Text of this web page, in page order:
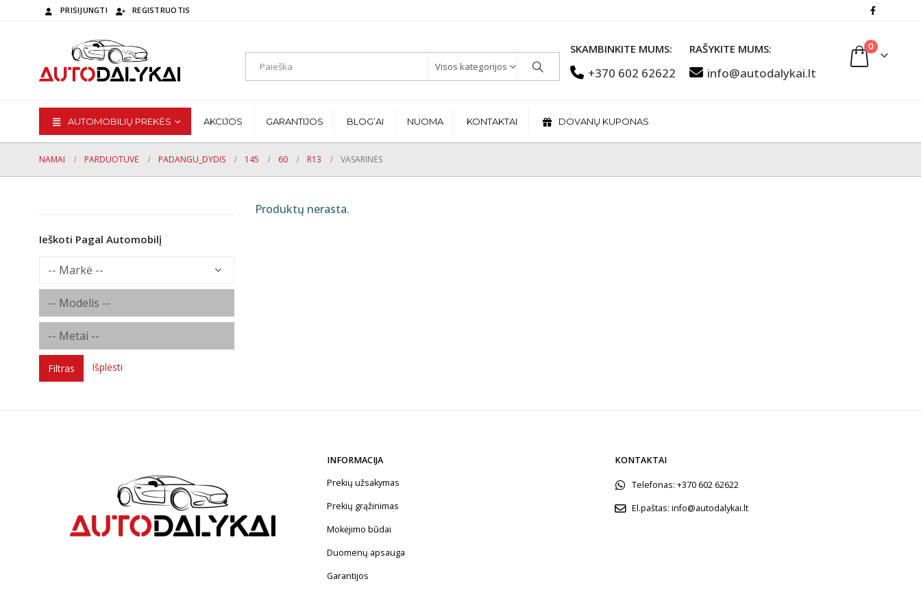
PRISIJUNGTI REGISTRUOTIS
Visos kategorijos
SKAMBINKITE MUMS:
+370 602 62622
RAŠYKITE MUMS:
info@autodalykai.lt
0
AUTOMOBILIŲ PREKĖS AKCIJOS GARANTIJOS BLOG’AI NUOMA KONTAKTAI DOVANŲ KUPONAS
NAMAI PARDUOTUVĖ PADANGU_DYDIS 145 60 R13 VASARINĖS
Produktų nerasta.
Ieškoti Pagal Automobilį
Filtras Išplėsti
INFORMACIJA
Prekių užsakymas
Prekių grąžinimas
Mokėjimo būdai
Duomenų apsauga
Garantijos
KONTAKTAI
Telefonas: +370 602 62622
El.paštas: info@autodalykai.lt